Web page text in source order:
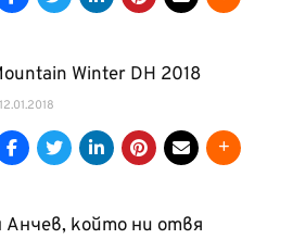
Winter DH 2018
12.01.2018
Анчев, който ни отвя